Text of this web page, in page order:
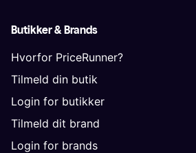
Butikker & Brands
Hvorfor PriceRunner?
Tilmeld din butik
Login for butikker
Tilmeld dit brand
Login for brands